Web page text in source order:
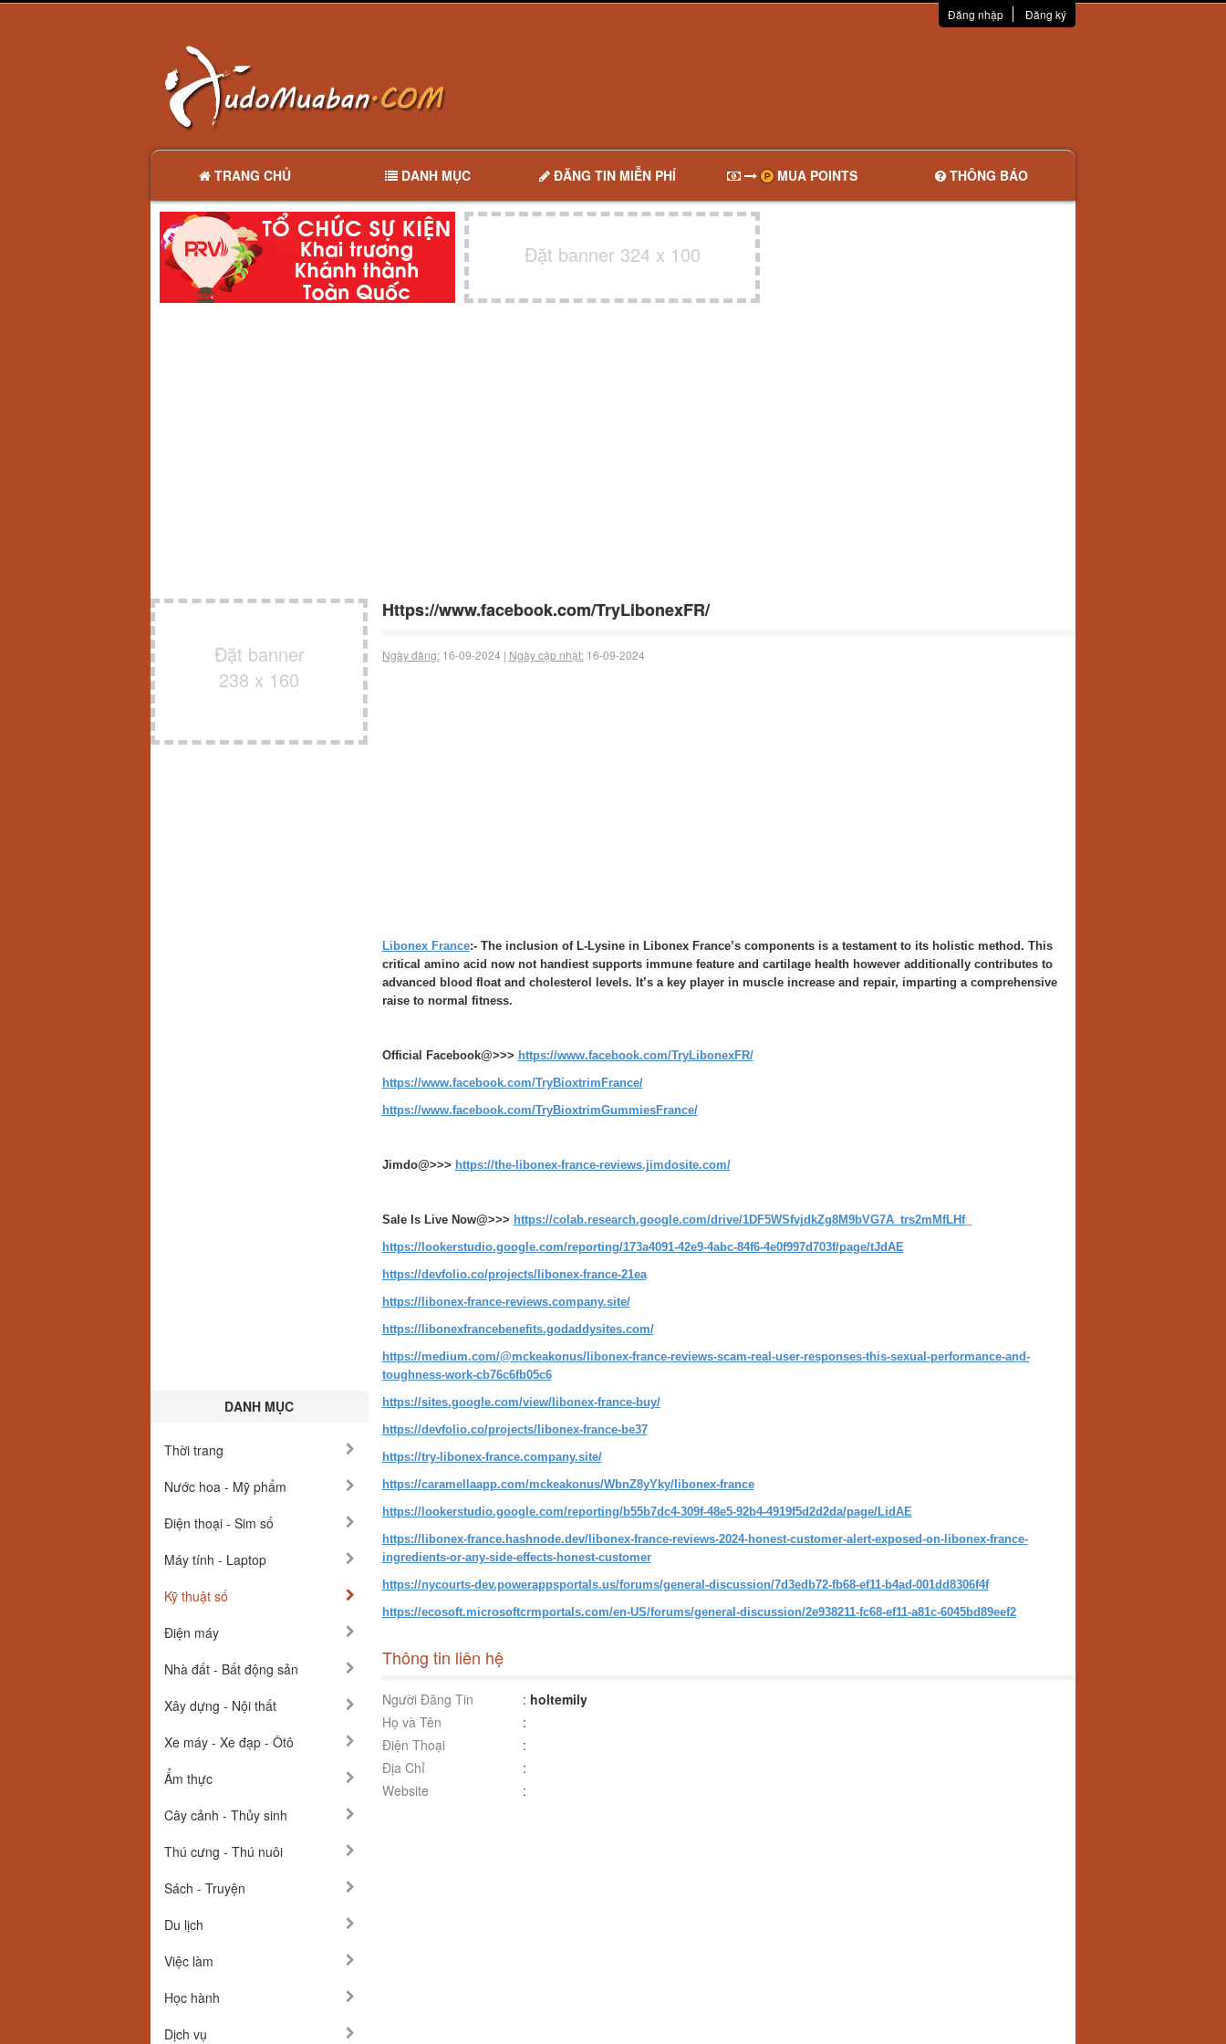
Đăng nhập Đăng ký
TRANG CHỦ DANH MỤC ĐĂNG TIN MIỄN PHÍ MUA POINTS THÔNG BÁO
Đặt banner 324 x 100
Đặt banner
238 x 160
DANH MỤC
Thời trang
Nước hoa - Mỹ phẩm
Điện thoại - Sim số
Máy tính - Laptop
Kỹ thuật số
Điện máy
Nhà đất - Bất động sản
Xây dựng - Nội thất
Xe máy - Xe đạp - Ôtô
Ẩm thực
Cây cảnh - Thủy sinh
Thú cưng - Thú nuôi
Sách - Truyện
Du lịch
Việc làm
Học hành
Dịch vụ
Https://www.facebook.com/TryLibonexFR/
Ngày đăng:16-09-2024 | Ngày cập nhật:16-09-2024
Libonex France:- The inclusion of L-Lysine in Libonex France’s components is a testament to its holistic method. This
critical amino acid now not handiest supports immune feature and cartilage health however additionally contributes to
advanced blood float and cholesterol levels. It’s a key player in muscle increase and repair, imparting a comprehensive
raise to normal fitness.
Official Facebook@>>> https://www.facebook.com/TryLibonexFR/
https://www.facebook.com/TryBioxtrimFrance/
https://www.facebook.com/TryBioxtrimGummiesFrance/
Jimdo@>>> https://the-libonex-france-reviews.jimdosite.com/
Sale Is Live Now@>>> https://colab.research.google.com/drive/1DF5WSfvjdkZg8M9bVG7A_trs2mMfLHf_
https://lookerstudio.google.com/reporting/173a4091-42e9-4abc-84f6-4e0f997d703f/page/tJdAE
https://devfolio.co/projects/libonex-france-21ea
https://libonex-france-reviews.company.site/
https://libonexfrancebenefits.godaddysites.com/
https://medium.com/@mckeakonus/libonex-france-reviews-scam-real-user-responses-this-sexual-performance-and-
toughness-work-cb76c6fb05c6
https://sites.google.com/view/libonex-france-buy/
https://devfolio.co/projects/libonex-france-be37
https://try-libonex-france.company.site/
https://caramellaapp.com/mckeakonus/WbnZ8yYky/libonex-france
https://lookerstudio.google.com/reporting/b55b7dc4-309f-48e5-92b4-4919f5d2d2da/page/LidAE
https://libonex-france.hashnode.dev/libonex-france-reviews-2024-honest-customer-alert-exposed-on-libonex-france-
ingredients-or-any-side-effects-honest-customer
https://nycourts-dev.powerappsportals.us/forums/general-discussion/7d3edb72-fb68-ef11-b4ad-001dd8306f4f
https://ecosoft.microsoftcrmportals.com/en-US/forums/general-discussion/2e938211-fc68-ef11-a81c-6045bd89eef2
Thông tin liên hệ
Người Đăng Tin : holtemily
Họ và Tên
:
Điện Thoại
:
Địa Chỉ
:
Website
: